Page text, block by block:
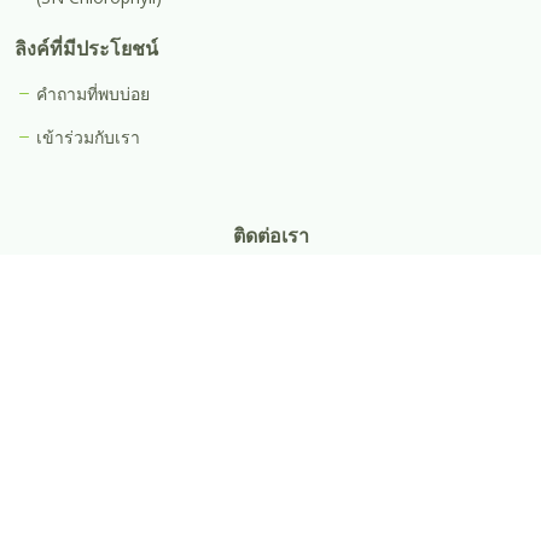
ลิงค์ที่มีประโยชน์
คำถามที่พบบ่อย
เข้าร่วมกับเรา
ติดต่อเรา